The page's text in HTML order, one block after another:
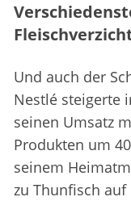
Und auch der
Nestlé steigerte
seinen Umsatz
Produkten um
seinem
zu Thunfisch